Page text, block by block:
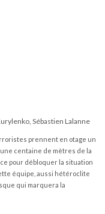
Sébastien Lalanne
prennent en otage un
centaine de mètres de la
pour débloquer la situation
équipe, aussi hétéroclite
qui marquera la